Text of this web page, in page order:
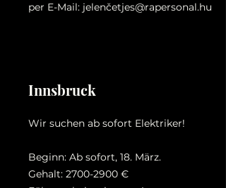
per E-Mail: jelenčetjes@rapersonal.hu
Innsbruck
Wir suchen ab sofort Elektriker!
Beginn: Ab sofort, 18. März.
Gehalt: 2700-2900 €